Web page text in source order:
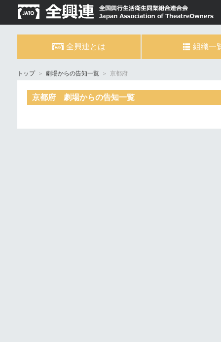
全興連とは 組織一
トップ ＞ 劇場からの告知一覧 ＞ 京都府
京都府 劇場からの告知一覧